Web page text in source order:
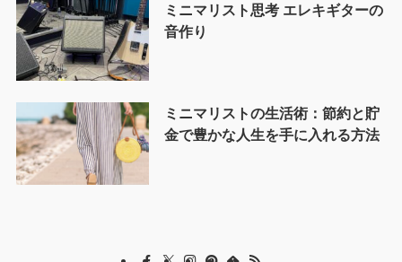
ミニマリスト思考 エレキギターの
音作り
ミニマリストの生活術：節約と貯
金で豊かな人生を手に入れる方法